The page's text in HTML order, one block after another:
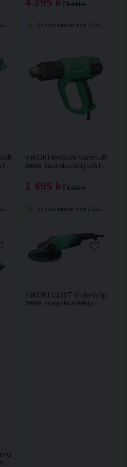
5 444 kr
Skickas normalt inom 1-3 dagar
(2000W)
2000W. Användarvänlig och funktionell varmluftspistol med kraftigt värmeelement och hög arbetstemperatur
HiKOKI RH650V
2000W. Användarvänlig och funktionell varmluftspistol med kraftigt värmeelement och hög arbetstemperatur.
1 932 kr
1 495 kr
Skickas normalt inom 1-3 dagar
(1600W)
1600W. Lätt och bekväm omrörare med ergonomiskt grepp och kraftfull motor.
HiKOKI G23ST Vinkelslip
2000W. Kompakt vinkelslip i enkelt utförande med kraftfull motor.